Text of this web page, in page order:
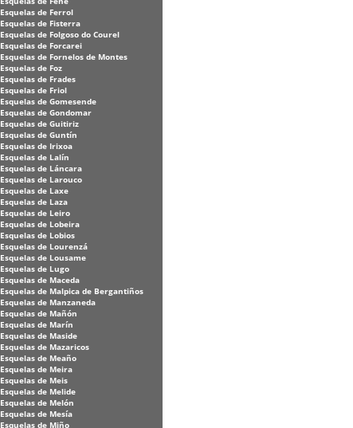
Esquelas de Ferrol
Esquelas de Fisterra
Esquelas de Folgoso do Courel
Esquelas de Forcarei
Esquelas de Fornelos de Montes
Esquelas de Foz
Esquelas de Frades
Esquelas de Friol
Esquelas de Gomesende
Esquelas de Gondomar
Esquelas de Guitiriz
Esquelas de Guntín
Esquelas de Irixoa
Esquelas de Lalín
Esquelas de Láncara
Esquelas de Larouco
Esquelas de Laxe
Esquelas de Laza
Esquelas de Leiro
Esquelas de Lobeira
Esquelas de Lobios
Esquelas de Lourenzá
Esquelas de Lousame
Esquelas de Lugo
Esquelas de Maceda
Esquelas de Malpica de Bergantiños
Esquelas de Manzaneda
Esquelas de Mañón
Esquelas de Marín
Esquelas de Maside
Esquelas de Mazaricos
Esquelas de Meaño
Esquelas de Meira
Esquelas de Meis
Esquelas de Melide
Esquelas de Melón
Esquelas de Mesía
Esquelas de Miño